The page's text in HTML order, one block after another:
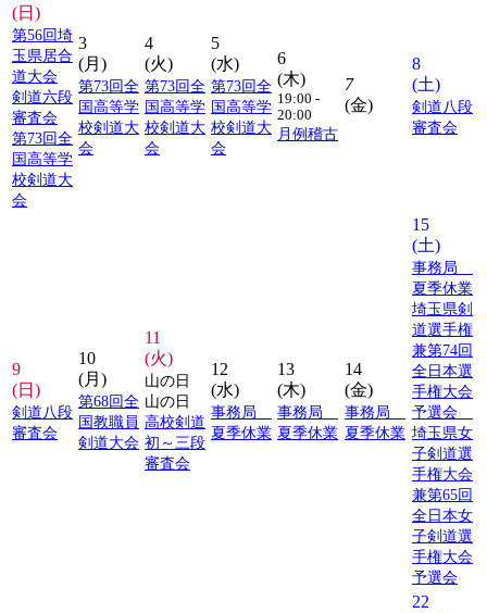
(日)
第56回埼
玉県居合
道大会
剣道六段
審査会
第73回全
国高等学
校剣道大
会
3
(月)
第73回全
国高等学
校剣道大
会
4
(火)
第73回全
国高等学
校剣道大
会
5
(水)
第73回全
国高等学
校剣道大
会
6
(木)
19:00 -
20:00
月例稽古
7
(金)
8
(土)
剣道八段
審査会
9
(日)
剣道八段
審査会
10
(月)
第68回全
国教職員
剣道大会
11
(火)
山の日
山の日
高校剣道
初～三段
審査会
12
(水)
事務局
夏季休業
13
(木)
事務局
夏季休業
14
(金)
事務局
夏季休業
15
(土)
事務局
夏季休業
埼玉県剣
道選手権
兼第74回
全日本選
手権大会
予選会
埼玉県女
子剣道選
手権大会
兼第65回
全日本女
子剣道選
手権大会
予選会
22